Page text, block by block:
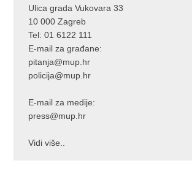
Ulica grada Vukovara 33
10 000 Zagreb
Tel:01 6122 111
E-mail za građane:
pitanja@mup.hr
policija@mup.hr
E-mail za medije:
press@mup.hr
Vidi više..